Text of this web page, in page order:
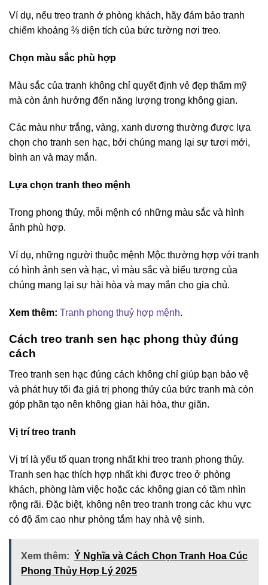
Ví dụ, nếu treo tranh ở phòng khách, hãy đảm bảo tranh
chiếm khoảng ⅔ diện tích của bức tường nơi treo.
Chọn màu sắc phù hợp
Màu sắc của tranh không chỉ quyết định vẻ đẹp thẩm mỹ
mà còn ảnh hưởng đến năng lượng trong không gian.
Các màu như trắng, vàng, xanh dương thường được lựa
chọn cho tranh sen hạc, bởi chúng mang lại sự tươi mới,
bình an và may mắn.
Lựa chọn tranh theo mệnh
Trong phong thủy, mỗi mệnh có những màu sắc và hình
ảnh phù hợp.
Ví dụ, những người thuộc mệnh Mộc thường hợp với tranh
có hình ảnh sen và hạc, vì màu sắc và biểu tượng của
chúng mang lại sự hài hòa và may mắn cho gia chủ.
Xem thêm: Tranh phong thuỷ hợp mệnh.
Cách treo tranh sen hạc phong thủy đúng
cách
Treo tranh sen hạc đúng cách không chỉ giúp bạn bảo vệ
và phát huy tối đa giá trị phong thủy của bức tranh mà còn
góp phần tạo nên không gian hài hòa, thư giãn.
Vị trí treo tranh
Vị trí là yếu tố quan trọng nhất khi treo tranh phong thủy.
Tranh sen hạc thích hợp nhất khi được treo ở phòng
khách, phòng làm việc hoặc các không gian có tầm nhìn
rộng rãi. Đặc biệt, không nên treo tranh trong các khu vực
có độ ẩm cao như phòng tắm hay nhà vệ sinh.
Xem thêm: Ý Nghĩa và Cách Chọn Tranh Hoa Cúc
Phong Thủy Hợp Lý 2025